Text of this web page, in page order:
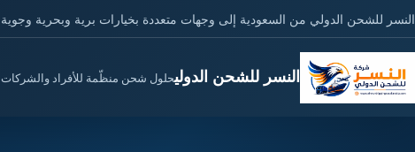
النسر للشحن الدولي من السعودية إلى وجهات متعددة بخيارات برية وبحرية وجوية
النسر للشحن الدوليحلول شحن منظّمة للأفراد والشركات